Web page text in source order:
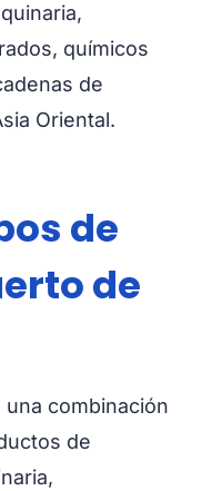
químicos
de
Oriental.
de
de
una combinación
de